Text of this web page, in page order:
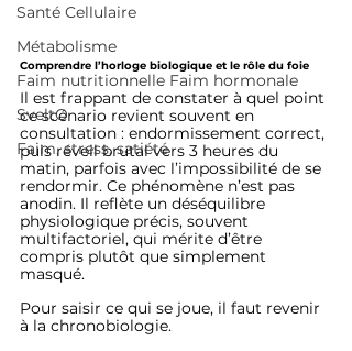
Santé Cellulaire
Métabolisme
Faim nutritionnelle Faim hormonale
SveltO
Faim, stress, satiété
Comprendre l’horloge biologique et le rôle du foie
Il est frappant de constater à quel point
ce scénario revient souvent en
consultation : endormissement correct,
puis réveil brutal vers 3 heures du
matin, parfois avec l’impossibilité de se
rendormir. Ce phénomène n’est pas
anodin. Il reflète un déséquilibre
physiologique précis, souvent
multifactoriel, qui mérite d’être
compris plutôt que simplement
masqué.
Pour saisir ce qui se joue, il faut revenir
à la chronobiologie.